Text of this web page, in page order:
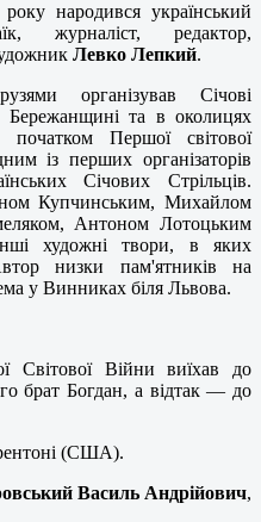
народився український
журналіст, редактор,
Левко Лепкий.
організував Січові
Бережанщині та в околицях
початком Першої світової
із перших організаторів
Січових Стрільців.
Купчинським, Михайлом
Антоном Лотоцьким
художні твори, в яких
низки пам'ятників на
у Винниках біля Львова.
Війни виїхав до
брат Богдан, а відтак — до
(США).
Василь Андрійович,